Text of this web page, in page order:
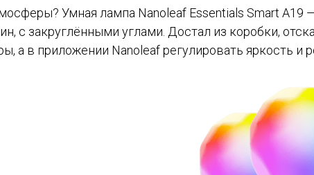
Умная лампа Nanoleaf Essentials Smart
с закруглёнными углами. Достал из коробки,
а в приложении Nanoleaf регулировать яркость и